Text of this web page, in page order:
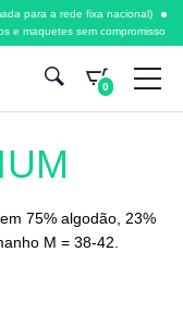
para a rede fixa nacional)
e maquetes sem compromisso
0
75% algodão, 23%
M = 38-42.